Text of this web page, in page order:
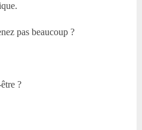
pas beaucoup ?
?